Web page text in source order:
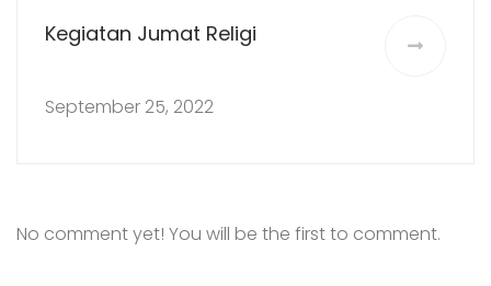
Kegiatan Jumat Religi
September 25, 2022
No comment yet! You will be the first to comment.